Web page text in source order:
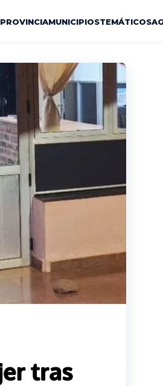
PROVINCIAMUNICIPIOSTEMÁTICOS